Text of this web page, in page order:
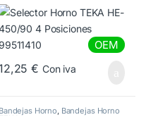
OEM
€ Con iva
Bandejas Horno, Bandejas Horno